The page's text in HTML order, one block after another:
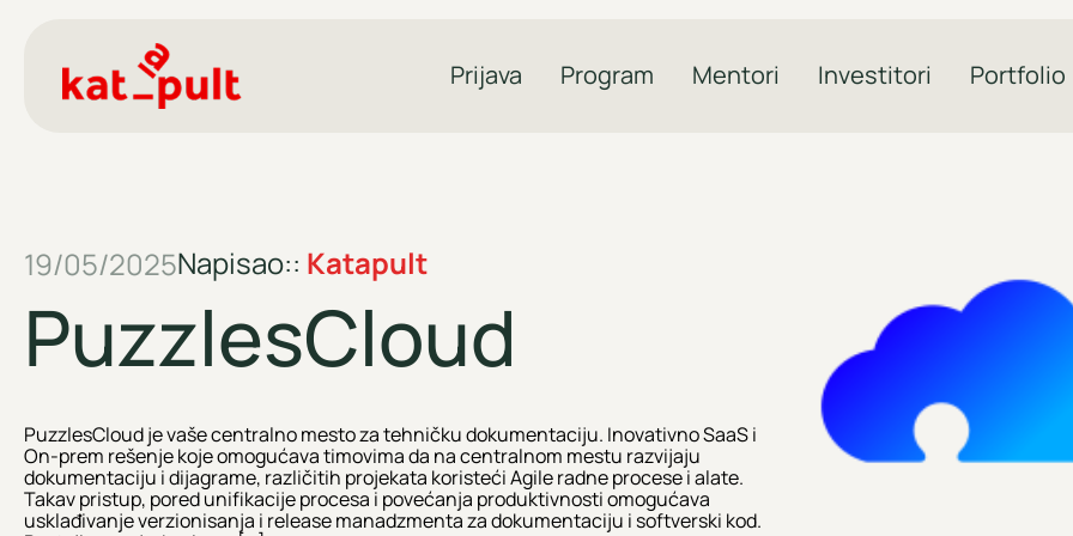
Prijava Program Mentori Investitori Portfolio
19/05/2025Napisao:: Katapult
PuzzlesCloud
PuzzlesCloud je vaše centralno mesto za tehničku dokumentaciju. Inovativno SaaS i
On-prem rešenje koje omogućava timovima da na centralnom mestu razvijaju
dokumentaciju i dijagrame, različitih projekata koristeći Agile radne procese i alate.
Takav pristup, pored unifikacije procesa i povećanja produktivnosti omogućava
usklađivanje verzionisanja i release manadzmenta za dokumentaciju i softverski kod.